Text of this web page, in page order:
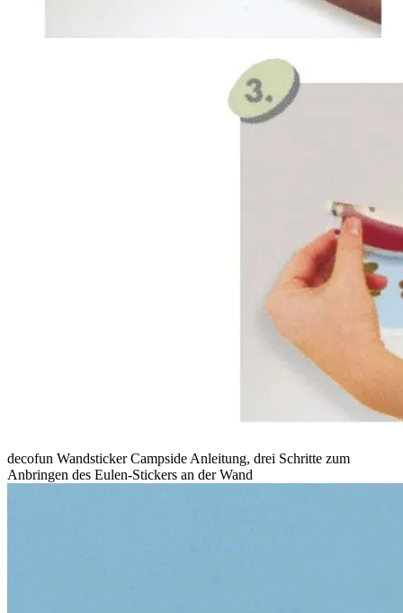
decofun Wandsticker Campside Anleitung, drei Schritte zum
Anbringen des Eulen-Stickers an der Wand